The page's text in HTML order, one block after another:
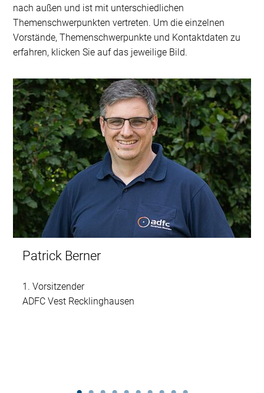
nach außen und ist mit unterschiedlichen
Themenschwerpunkten vertreten. Um die einzelnen
Vorstände, Themenschwerpunkte und Kontaktdaten zu
erfahren, klicken Sie auf das jeweilige Bild.
Patrick Berner
1. Vorsitzender
ADFC Vest Recklinghausen